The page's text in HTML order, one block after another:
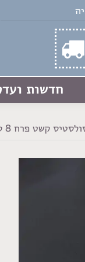
חדשות
קשט פרח 8 ס"מ לבן